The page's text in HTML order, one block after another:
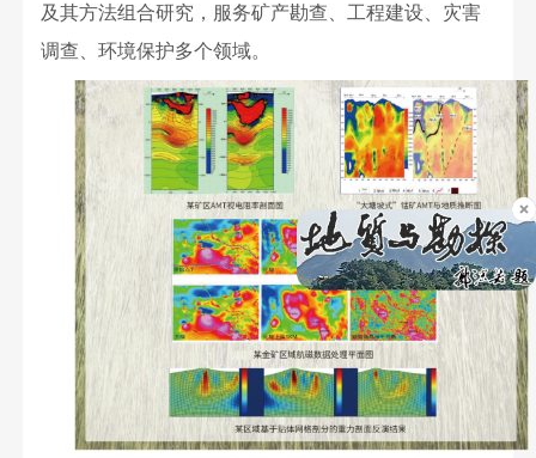
及其方法组合研究，服务矿产勘查、工程建设、灾害
调查、环境保护多个领域。